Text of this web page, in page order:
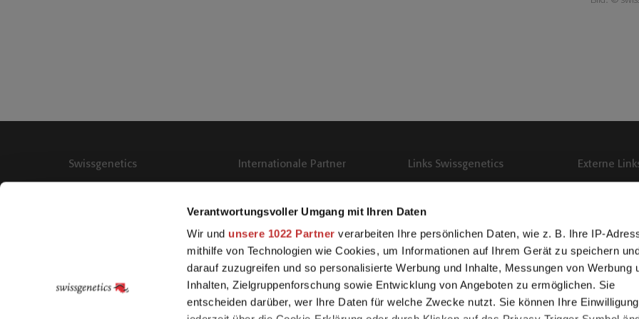
Verantwortungsvoller Umgang mit Ihren Daten
Wir und unsere 1022 Partner verarbeiten Ihre persönlichen Daten, wie z. B. Ihre IP-
mithilfe von Technologien wie Cookies, um Informationen auf Ihrem Gerät zu speichern
darauf zuzugreifen und so personalisierte Werbung und Inhalte, Messungen von Werbung
Inhalten, Zielgruppenforschung sowie Entwicklung von Angeboten zu ermöglichen. Sie
entscheiden darüber, wer Ihre Daten für welche Zwecke nutzt. Sie können Ihre Einwilligung
Swissgenetics
Samenreservation
Internationale Partner Links Swissgenetics
Die fruchtbare Kuh
Logins Elvaweb / Hub
Teamviewer
Externe